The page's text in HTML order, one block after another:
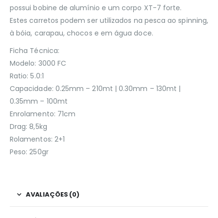
possui bobine de alumínio e um corpo XT-7 forte.
Estes carretos podem ser utilizados na pesca ao spinning,
à bóia, carapau, chocos e em água doce.
Ficha Técnica:
Modelo: 3000 FC
Ratio: 5.0:1
Capacidade: 0.25mm – 210mt | 0.30mm – 130mt |
0.35mm – 100mt
Enrolamento: 71cm
Drag: 8,5kg
Rolamentos: 2+1
Peso: 250gr
AVALIAÇÕES (0)